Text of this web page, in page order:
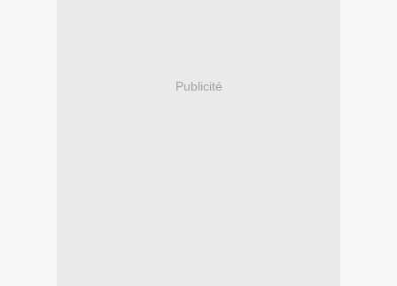
Publicité